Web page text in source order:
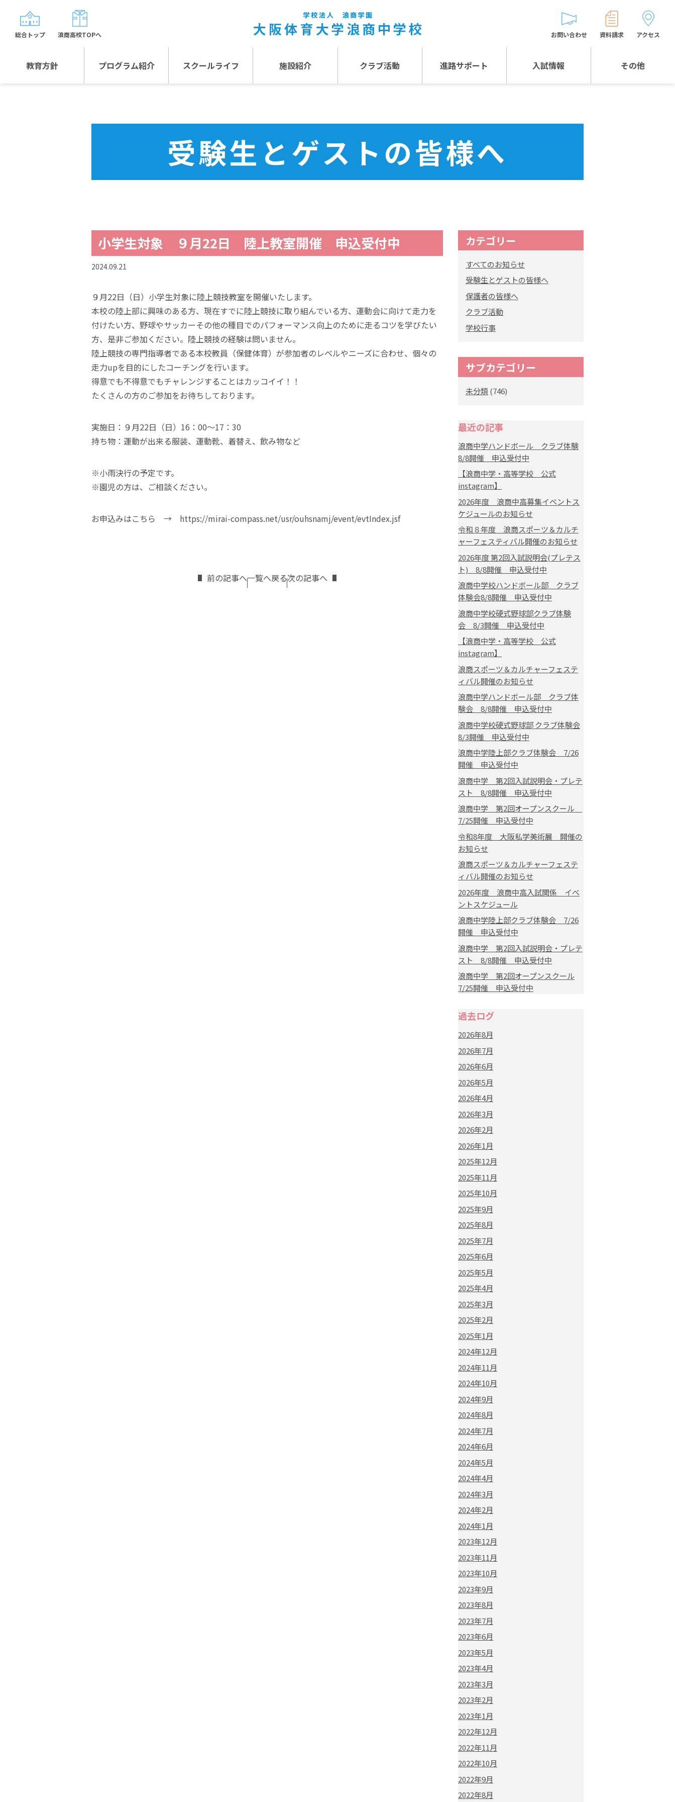
教育方針 プログラム紹介 スクールライフ 施設紹介 クラブ活動 進路サポート 入試情報 その他
お問い合わせ 資料請求 アクセス
総合トップ 浪商高校TOPへ
受験生とゲストの皆様へ
小学生対象 ９月22日 陸上教室開催 申込受付中
2024.09.21
９月22日（日）小学生対象に陸上競技教室を開催いたします。
本校の陸上部に興味のある方、現在すでに陸上競技に取り組んでいる方、運動会に向けて走力を
付けたい方、野球やサッカーその他の種目でのパフォーマンス向上のために走るコツを学びたい
方、是非ご参加ください。陸上競技の経験は問いません。
陸上競技の専門指導者である本校教員（保健体育）が参加者のレベルやニーズに合わせ、個々の
走力upを目的にしたコーチングを行います。
得意でも不得意でもチャレンジすることはカッコイイ！！
たくさんの方のご参加をお待ちしております。
実施日：９月22日（日）16：00～17：30
持ち物：運動が出来る服装、運動靴、着替え、飲み物など
※小雨決行の予定です。
※園児の方は、ご相談ください。
お申込みはこちら → https://mirai-compass.net/usr/ouhsnamj/event/evtIndex.jsf
前の記事へ一覧へ戻る次の記事へ
カテゴリー
すべてのお知らせ
受験生とゲストの皆様へ
保護者の皆様へ
クラブ活動
学校行事
サブカテゴリー
未分類 (746)
最近の記事
浪商中学ハンドボール クラブ体験
8/8開催 申込受付中
【浪商中学・高等学校 公式
instagram】
2026年度 浪商中高募集イベントス
ケジュールのお知らせ
令和８年度 浪商スポーツ＆カルチ
ャーフェスティバル開催のお知らせ
2026年度 第2回入試説明会(プレテス
ト) 8/8開催 申込受付中
浪商中学校ハンドボール部 クラブ
体験会8/8開催 申込受付中
浪商中学校硬式野球部クラブ体験
会 8/3開催 申込受付中
【浪商中学・高等学校 公式
instagram】
浪商スポーツ＆カルチャーフェステ
ィバル開催のお知らせ
浪商中学ハンドボール部 クラブ体
験会 8/8開催 申込受付中
浪商中学校硬式野球部 クラブ体験会
8/3開催 申込受付中
浪商中学陸上部クラブ体験会 7/26
開催 申込受付中
浪商中学 第2回入試説明会・プレテ
スト 8/8開催 申込受付中
浪商中学 第2回オープンスクール
7/25開催 申込受付中
令和8年度 大阪私学美術展 開催の
お知らせ
浪商スポーツ＆カルチャーフェステ
ィバル開催のお知らせ
2026年度 浪商中高入試関係 イベ
ントスケジュール
浪商中学陸上部クラブ体験会 7/26
開催 申込受付中
浪商中学 第2回入試説明会・プレテ
スト 8/8開催 申込受付中
浪商中学 第2回オープンスクール
7/25開催 申込受付中
過去ログ
2026年8月
2026年7月
2026年6月
2026年5月
2026年4月
2026年3月
2026年2月
2026年1月
2025年12月
2025年11月
2025年10月
2025年9月
2025年8月
2025年7月
2025年6月
2025年5月
2025年4月
2025年3月
2025年2月
2025年1月
2024年12月
2024年11月
2024年10月
2024年9月
2024年8月
2024年7月
2024年6月
2024年5月
2024年4月
2024年3月
2024年2月
2024年1月
2023年12月
2023年11月
2023年10月
2023年9月
2023年8月
2023年7月
2023年6月
2023年5月
2023年4月
2023年3月
2023年2月
2023年1月
2022年12月
2022年11月
2022年10月
2022年9月
2022年8月